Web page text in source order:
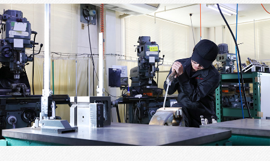
フ
ィ
ー
ダ
の
設
計・
製
造・
販
売
ペ
ー
ジ